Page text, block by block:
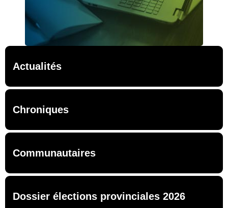
Actualités
Chroniques
Communautaires
Dossier élections provinciales 2026